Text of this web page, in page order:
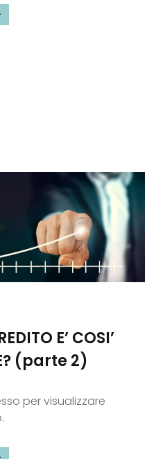
E’ COSI’
(parte 2)
per visualizzare